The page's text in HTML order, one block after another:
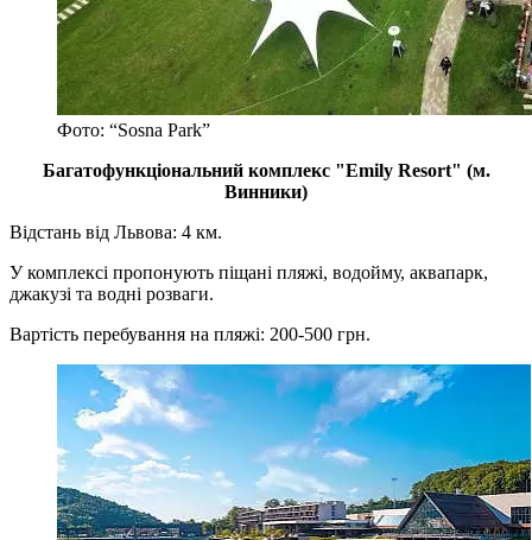
Фото: “Sosna Park”
Багатофункціональний комплекс "Emily Resort" (м.
Винники)
Відстань від Львова: 4 км.
У комплексі пропонують піщані пляжі, водойму, аквапарк,
джакузі та водні розваги.
Вартість перебування на пляжі: 200-500 грн.